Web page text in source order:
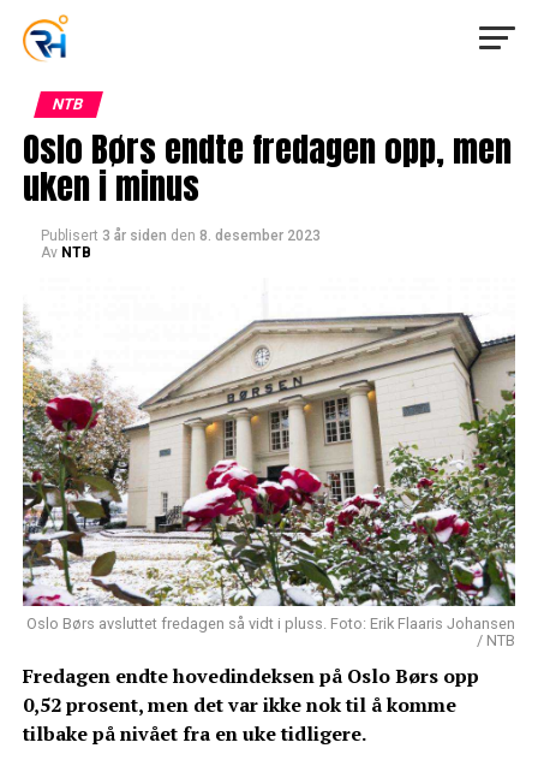
NTB
Oslo Børs endte fredagen opp, men
uken i minus
Publisert 3 år siden den 8. desember 2023
Av NTB
Oslo Børs avsluttet fredagen så vidt i pluss. Foto: Erik Flaaris Johansen
/ NTB
Fredagen endte hovedindeksen på Oslo Børs opp
0,52 prosent, men det var ikke nok til å komme
tilbake på nivået fra en uke tidligere.